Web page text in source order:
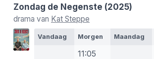
Zondag de Negenste (2025)
drama van Kat Steppe
Vandaag Morgen Maandag
11:05